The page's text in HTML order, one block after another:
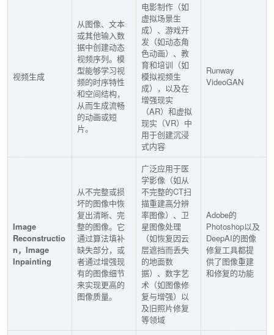
视频生成
从图像、文本
或其他输入数
据中创建动态
视频序列。模
型能够学习视
频的时序特性
和空间结构，
从而生成流畅
的动画或短
片。
电影制作（如
虚拟场景生
成）、游戏开
发（如动态角
色动画）、教
育和培训（如
模拟视频生
成），以及在
增强现实
（AR）和虚拟
现实（VR）中
用于创建沉浸
式内容
Runway
VideoGAN
Image
Reconstructio
n，Image
Inpainting
从不完整或损
坏的图像中恢
复出清晰、完
整的图像。它
通过算法填补
缺失部分，或
者通过增强现
有的图像细节
来实现更高的
图像质量。
广泛应用于医
学影像（如从
不完整的CT扫
描重建高分辨
率图像）、卫
星图像处理
（如恢复因云
层遮挡而丢失
的地面数
据）、数字艺
术（如图像修
复与增强）以
及旧照片修复
等领域
Adobe的
Photoshop以及
DeepAI的图像
修复工具都提
供了图像重建
和修复的功能